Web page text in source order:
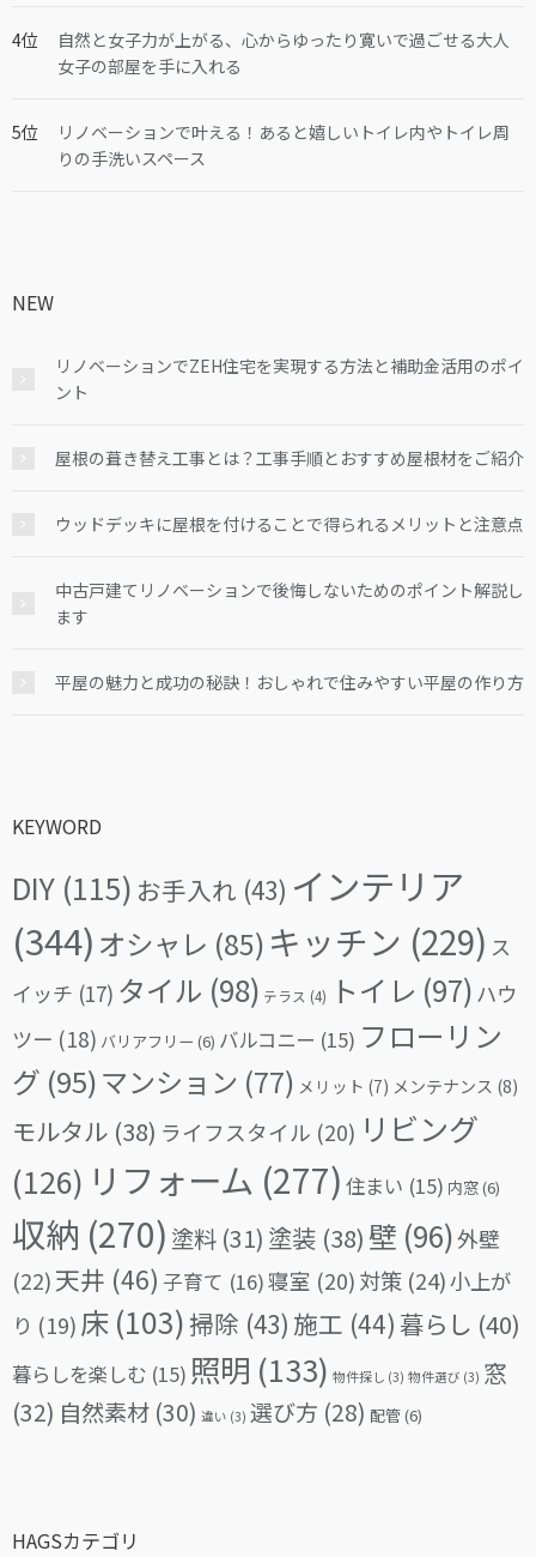
自然と女子力が上がる、心からゆったり寛いで過ごせる大人
女子の部屋を手に入れる
リノベーションで叶える！あると嬉しいトイレ内やトイレ周
りの手洗いスペース
NEW
リノベーションでZEH住宅を実現する方法と補助金活用のポイ
ント
屋根の葺き替え工事とは？工事手順とおすすめ屋根材をご紹介
ウッドデッキに屋根を付けることで得られるメリットと注意点
中古戸建てリノベーションで後悔しないためのポイント解説し
ます
平屋の魅力と成功の秘訣！おしゃれで住みやすい平屋の作り方
KEYWORD
DIY (115) お手入れ (43) インテリア
(344) オシャレ (85) キッチン (229) ス
イッチ (17) タイル (98) テラス (4) トイレ (97) ハウ
ツー (18) バリアフリー (6) バルコニー (15) フローリン
グ (95)マンション (77) メリット (7) メンテナンス (8)
モルタル (38) ライフスタイル (20) リビング
(126) リフォーム (277) 住まい (15) 内窓(6)
収納 (270) 塗料 (31) 塗装 (38) 壁 (96)外壁
(22)天井 (46) 子育て (16)寝室 (20) 対策 (24)小上が
り (19) 床 (103)掃除 (43) 施工 (44) 暮らし (40)
暮らしを楽しむ (15) 照明 (133) 物件探し (3) 物件選び (3) 窓
(32) 自然素材 (30) 違い (3) 選び方 (28) 配管(6)
HAGSカテゴリ